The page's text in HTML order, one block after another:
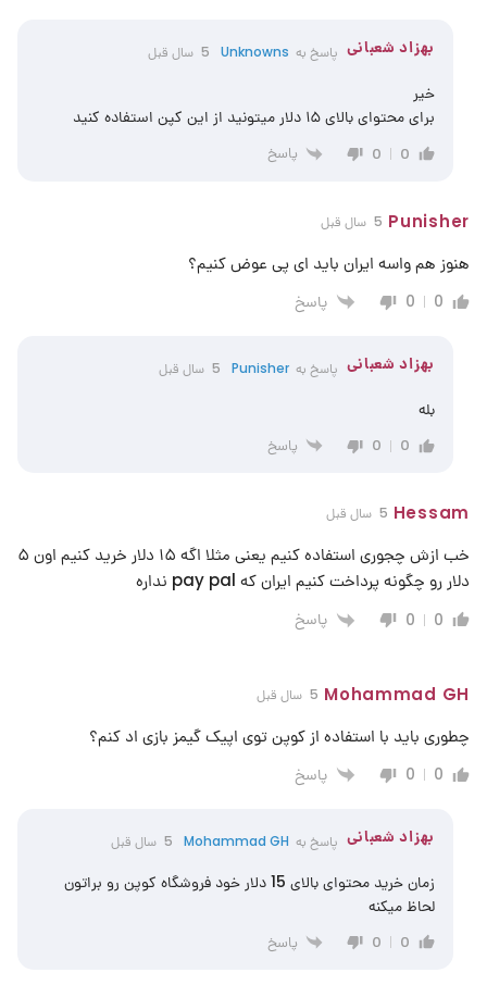
بهزاد شعبانی پاسخ به Unknowns 5 سال قبل
خیر
برای محتوای بالای ۱۵ دلار میتونید از این کپن استفاده کنید
0
0 پاسخ
Punisher 5 سال قبل
هنوز هم واسه ایران باید ای پی عوض کنیم؟
0
0 پاسخ
بهزاد شعبانی پاسخ بهPunisher 5 سال قبل
بله
0
0 پاسخ
Hessam 5 سال قبل
خب ازش چجوری استفاده کنیم یعنی مثلا اگه ۱۵ دلار خرید کنیم اون ۵
دلار رو چگونه پرداخت کنیم ایران که pay pal نداره
0
0 پاسخ
Mohammad GH 5 سال قبل
چطوری باید با استفاده از کوپن توی اپیک گیمز بازی اد کنم؟
0
0 پاسخ
بهزاد شعبانی پاسخ به Mohammad GH 5 سال قبل
زمان خرید محتوای بالای 15 دلار خود فروشگاه کوپن رو براتون
لحاظ میکنه
0
0 پاسخ